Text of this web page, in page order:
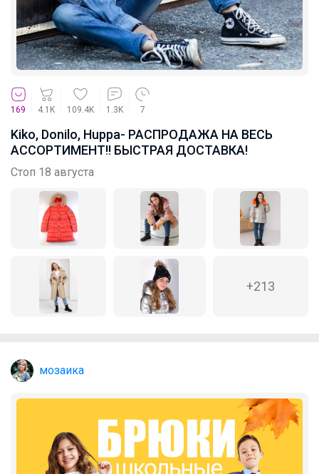
169 4.1K 109.4K 1.3K 7
Kiko, Donilo, Huppa- РАСПРОДАЖА НА ВЕСЬ
АССОРТИМЕНТ!! БЫСТРАЯ ДОСТАВКА!
Стоп 18 августа
+213
мозаика
Колготки отличного качества уже в
наличии — любимые бренды Котофей,
Mark Formelle и Лукоморье для школы
Леныра
Колготки и носочки CONTE напрямую с
фабрики
Вейла